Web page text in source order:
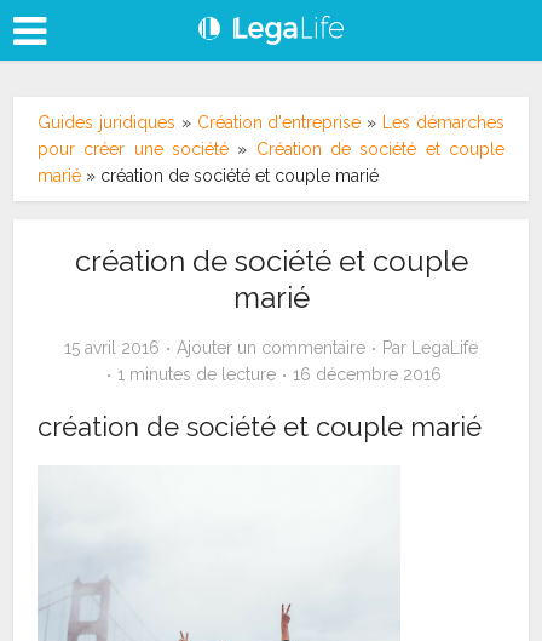
Guides juridiques » Création d'entreprise »
Les démarches
pour créer une société » Création de société et couple
marié » création de société et couple marié
création de société et couple
marié
15 avril 2016 Ajouter un commentaire Par
LegaLife
1 minutes de lecture
16 décembre 2016
création de société et couple marié